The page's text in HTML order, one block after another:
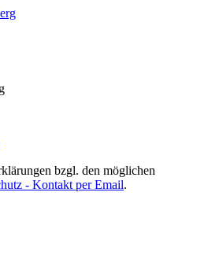
bzgl. den möglichen
- Kontakt per Email.